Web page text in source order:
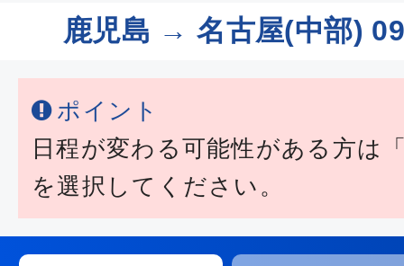
鹿児島 → 名古屋(中部)
ポイント
日程が変わる可能性がある方は
を選択してください。